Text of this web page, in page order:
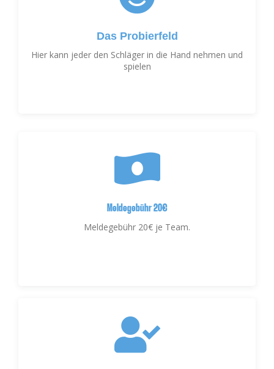
Das Probierfeld
Hier kann jeder den Schläger in die Hand nehmen und
spielen
Meldegebühr 20€
Meldegebühr 20€ je Team.